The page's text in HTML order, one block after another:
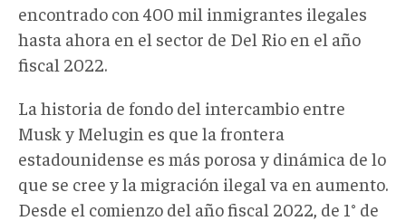
encontrado con 400 mil inmigrantes ilegales
hasta ahora en el sector de Del Rio en el año
fiscal 2022.
La historia de fondo del intercambio entre
Musk y Melugin es que la frontera
estadounidense es más porosa y dinámica de lo
que se cree y la migración ilegal va en aumento.
Desde el comienzo del año fiscal 2022, de 1° de